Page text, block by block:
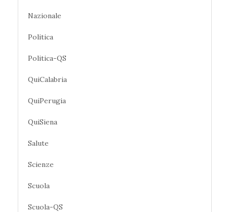
Nazionale
Politica
Politica-QS
QuiCalabria
QuiPerugia
QuiSiena
Salute
Scienze
Scuola
Scuola-QS